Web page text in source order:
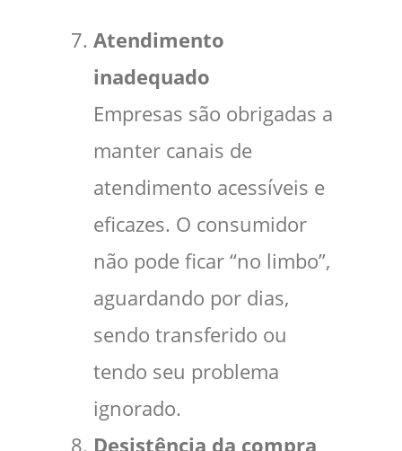
Atendimento
inadequado
Empresas são obrigadas a
manter canais de
atendimento acessíveis e
eficazes. O consumidor
não pode ficar “no limbo”,
aguardando por dias,
sendo transferido ou
tendo seu problema
ignorado.
Desistência da compra